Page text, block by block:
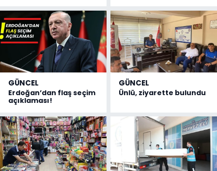
GÜNCEL
Erdoğan’dan flaş seçim
açıklaması!
GÜNCEL
Ünlü, ziyarette bulundu